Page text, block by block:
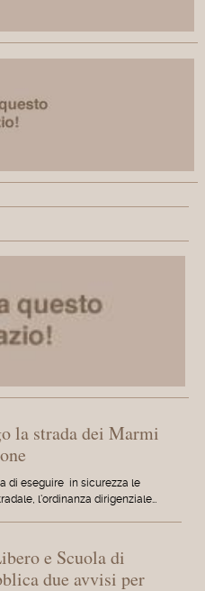
la strada dei Marmi
di eseguire in sicurezza le
l'ordinanza dirigenziale…
e Scuola di
due avvisi per